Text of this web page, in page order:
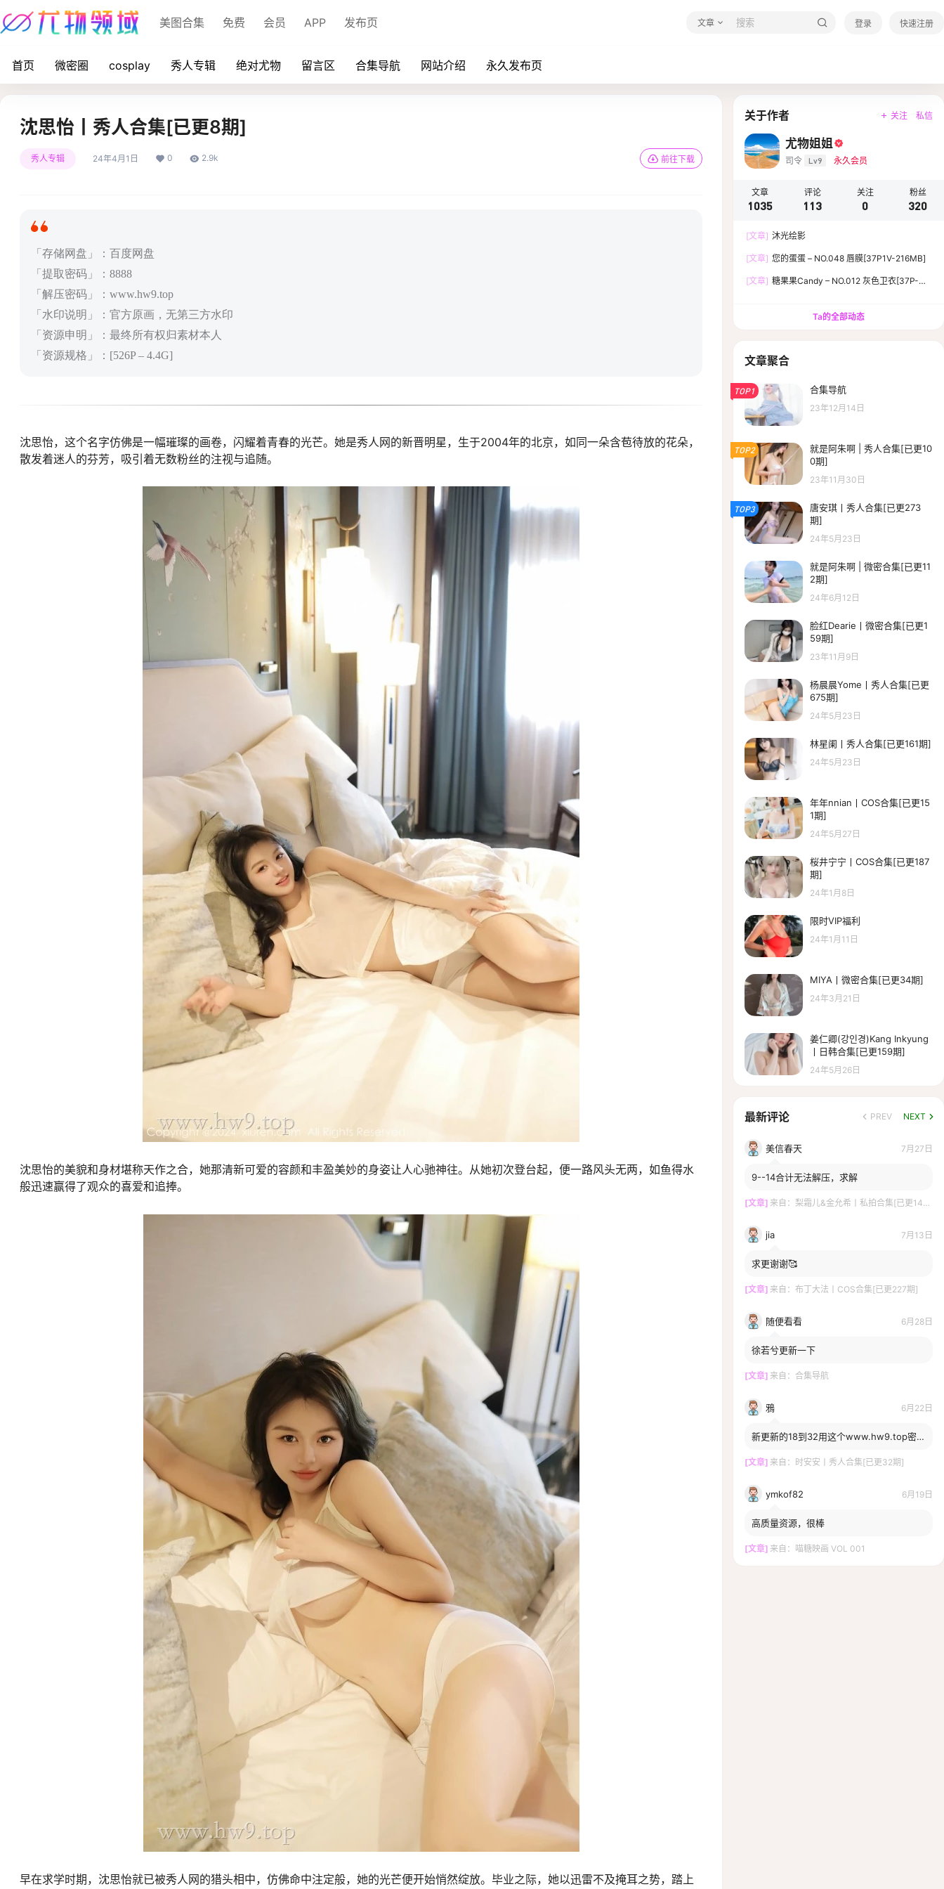
美图合集 免费 会员 APP 发布页 文章 登录 快速注册
首页 微密圈 cosplay 秀人专辑 绝对尤物 留言区 合集导航 网站介绍 永久发布页
沈思怡丨秀人合集[已更8期]
秀人专辑 24年4月1日 0 2.9k 前往下载
「存储网盘」：百度网盘
「提取密码」：8888
「解压密码」：www.hw9.top
「水印说明」：官方原画，无第三方水印
「资源申明」：最终所有权归素材本人
「资源规格」：[526P – 4.4G]
沈思怡，这个名字仿佛是一幅璀璨的画卷，闪耀着青春的光芒。她是秀人网的新晋明星，生于2004年的北京，如同一朵含苞待放的花朵，
散发着迷人的芬芳，吸引着无数粉丝的注视与追随。
沈思怡的美貌和身材堪称天作之合，她那清新可爱的容颜和丰盈美妙的身姿让人心驰神往。从她初次登台起，便一路风头无两，如鱼得水
般迅速赢得了观众的喜爱和追捧。
早在求学时期，沈思怡就已被秀人网的猎头相中，仿佛命中注定般，她的光芒便开始悄然绽放。毕业之际，她以迅雷不及掩耳之势，踏上
关于作者 关注 私信
尤物姐姐
司令 Lv9 永久会员
文章
1035
评论
113
关注
0
粉丝
320
[文章] 沐光绘影
[文章] 您的蛋蛋 – NO.048 唇膜[37P1V-216MB]
[文章] 糖果果Candy – NO.012 灰色卫衣[37P-
Ta的全部动态
文章聚合
TOP1 合集导航
23年12月14日
TOP2
就是阿朱啊 | 秀人合集[已更10
0期]
23年11月30日
TOP3
唐安琪丨秀人合集[已更273
期]
24年5月23日
就是阿朱啊 | 微密合集[已更11
2期]
24年6月12日
脸红Dearie丨微密合集[已更1
59期]
23年11月9日
杨晨晨Yome丨秀人合集[已更
675期]
24年5月23日
林星阑丨秀人合集[已更161期]
24年5月23日
年年nnian丨COS合集[已更15
1期]
24年5月27日
桜井宁宁丨COS合集[已更187
期]
24年1月8日
限时VIP福利
24年1月11日
MIYA丨微密合集[已更34期]
24年3月21日
姜仁卿(강인경)Kang Inkyung
丨日韩合集[已更159期]
24年5月26日
最新评论 PREV NEXT
美信春天 7月27日
9--14合计无法解压，求解
[文章] 来自： 梨霜儿&金允希丨私拍合集[已更14期]
jia 7月13日
求更谢谢🥰
[文章] 来自： 布丁大法丨COS合集[已更227期]
随便看看 6月28日
徐若兮更新一下
[文章] 来自： 合集导航
鴉 6月22日
新更新的18到32用这个www.hw9.top密码
嘛？
[文章] 来自： 时安安丨秀人合集[已更32期]
ymkof82 6月19日
高质量资源，很棒
[文章] 来自： 喵糖映画 VOL 001